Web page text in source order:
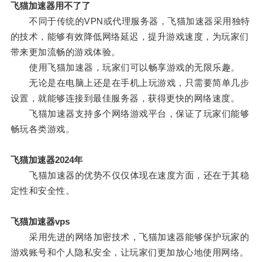
飞猫加速器用不了了
不同于传统的VPN或代理服务器，飞猫加速器采用独特
的技术，能够有效降低网络延迟，提升游戏速度，为玩家们
带来更加流畅的游戏体验。
使用飞猫加速器，玩家们可以畅享游戏的无限乐趣。
无论是在电脑上还是在手机上玩游戏，只需要简单几步
设置，就能够连接到最佳服务器，获得更快的网络速度。
飞猫加速器支持多个网络游戏平台，保证了玩家们能够
畅玩各类游戏。
飞猫加速器2024年
飞猫加速器的优势不仅仅体现在速度方面，还在于其稳
定性和安全性。
飞猫加速器vps
采用先进的网络加密技术，飞猫加速器能够保护玩家的
游戏账号和个人隐私安全，让玩家们更加放心地使用网络。